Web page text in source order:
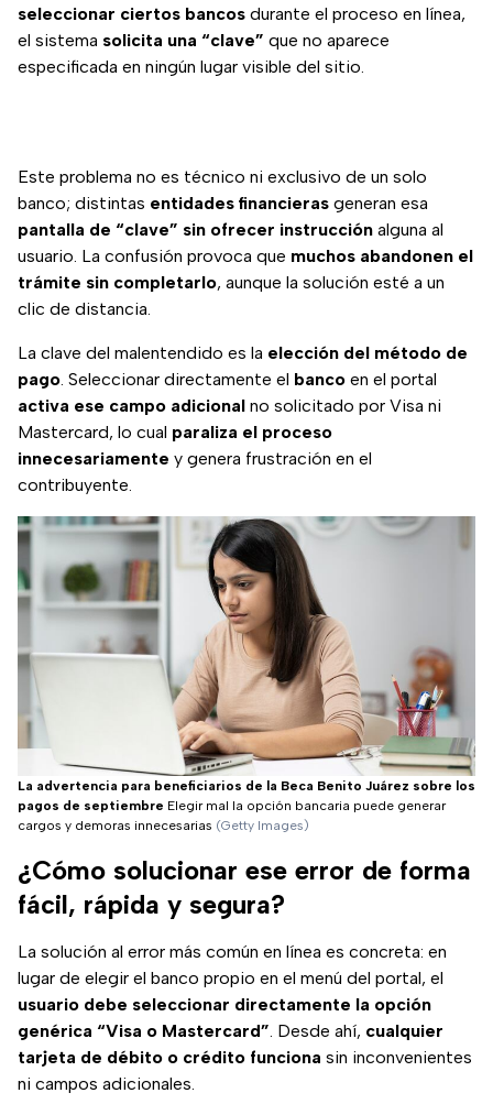
seleccionar ciertos bancos durante el proceso en línea,
el sistema solicita una “clave” que no aparece
especificada en ningún lugar visible del sitio.
Este problema no es técnico ni exclusivo de un solo
banco; distintas entidades financieras generan esa
pantalla de “clave” sin ofrecer instrucción alguna al
usuario. La confusión provoca que muchos abandonen el
trámite sin completarlo, aunque la solución esté a un
clic de distancia.
La clave del malentendido es la elección del método de
pago. Seleccionar directamente el banco en el portal
activa ese campo adicional no solicitado por Visa ni
Mastercard, lo cual paraliza el proceso
innecesariamente y genera frustración en el
contribuyente.
La advertencia para beneficiarios de la Beca Benito Juárez sobre los
pagos de septiembre Elegir mal la opción bancaria puede generar
cargos y demoras innecesarias (Getty Images)
¿Cómo solucionar ese error de forma
fácil, rápida y segura?
La solución al error más común en línea es concreta: en
lugar de elegir el banco propio en el menú del portal, el
usuario debe seleccionar directamente la opción
genérica “Visa o Mastercard”. Desde ahí, cualquier
tarjeta de débito o crédito funciona sin inconvenientes
ni campos adicionales.